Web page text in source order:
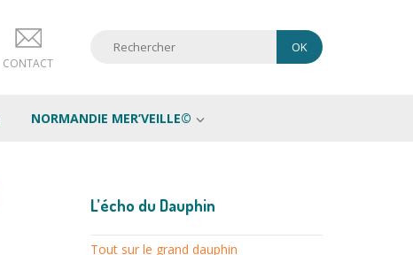
CONTACT
NORMANDIE MER’VEILLE©
L’écho du Dauphin
Tout sur le grand dauphin